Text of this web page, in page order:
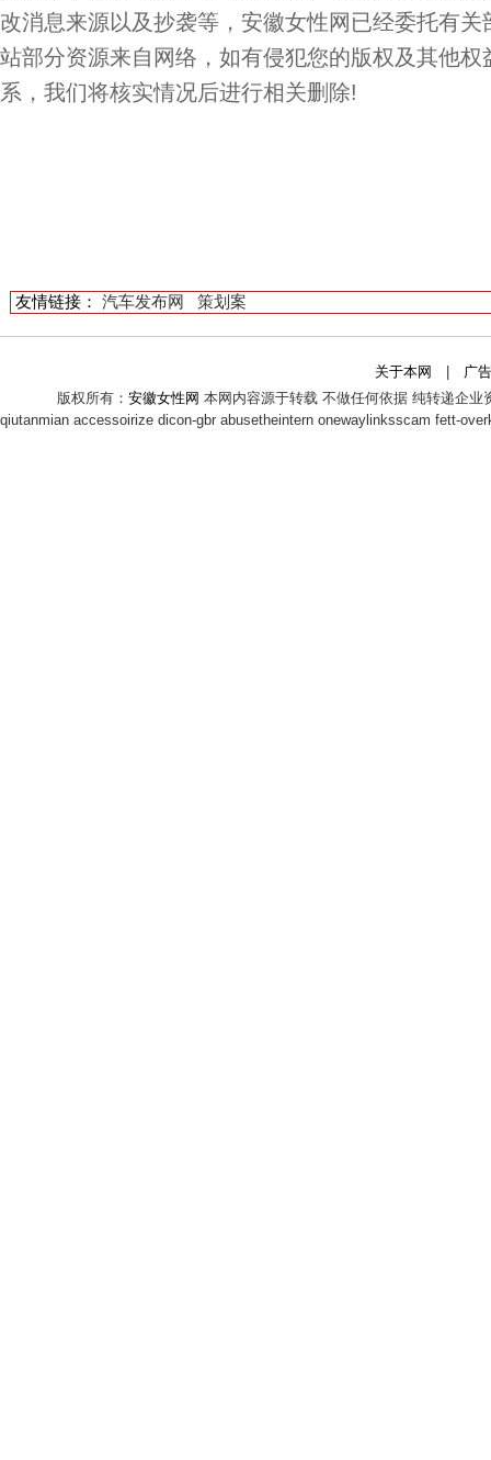
改消息来源以及抄袭等，安徽女性网已经委托有
站部分资源来自网络，如有侵犯您的版权及其他权
系，我们将核实情况后进行相关删除!
友情链接： 汽车发布网 策划案
关于本网
广
版权所有： 安徽女性网 本网内容源于转载 不做任何依据 纯转递企
qiutanmian accessoirize dicon-gbr abusetheintern onewaylinksscam fett-